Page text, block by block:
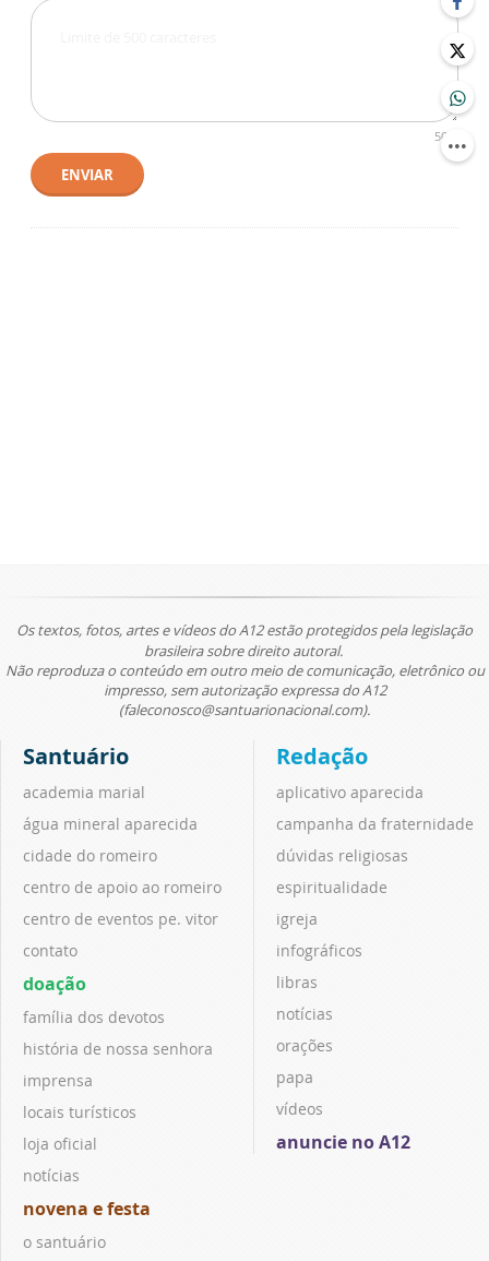
500
ENVIAR
Os textos, fotos, artes e vídeos do A12 estão protegidos pela legislação
brasileira sobre direito autoral.
Não reproduza o conteúdo em outro meio de comunicação, eletrônico ou
impresso, sem autorização expressa do A12
(faleconosco@santuarionacional.com).
Santuário
academia marial
água mineral aparecida
cidade do romeiro
centro de apoio ao romeiro
centro de eventos pe. vitor
contato
doação
família dos devotos
história de nossa senhora
imprensa
locais turísticos
loja oficial
notícias
novena e festa
o santuário
Redação
aplicativo aparecida
campanha da fraternidade
dúvidas religiosas
espiritualidade
igreja
infográficos
libras
notícias
orações
papa
vídeos
anuncie no A12